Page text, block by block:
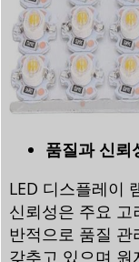
품질과 신뢰
LED 디스플레이
신뢰성은 주요
반적으로 품질
갖추고 있으며